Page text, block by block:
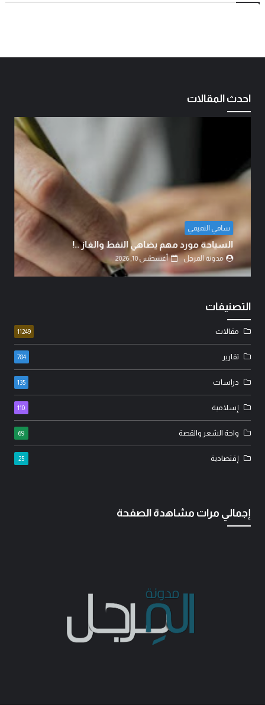
احدث المقالات
لقاء الصالح
الحر الرياحي.. الفرق بين الدين والحق..!
مدونة المرجل أغسطس 10, 2026
التصنيفات
مقالات 11249
تقارير 784
دراسات 135
إسلامية 110
واحة الشعر والقصة 69
إقتصادية 25
إجمالي مرات مشاهدة الصفحة